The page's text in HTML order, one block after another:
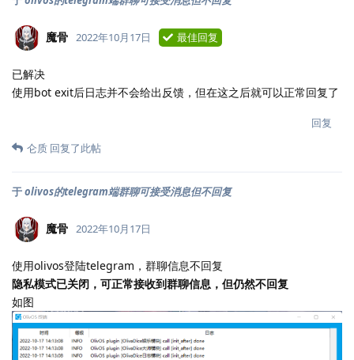
魔骨 2022年10月17日 最佳回复
已解决
使用bot exit后日志并不会给出反馈，但在这之后就可以正常回复了
回复
仑质 回复了此帖
于olivos的telegram端群聊可接受消息但不回复
魔骨 2022年10月17日
使用olivos登陆telegram，群聊信息不回复
隐私模式已关闭，可正常接收到群聊信息，但仍然不回复
如图